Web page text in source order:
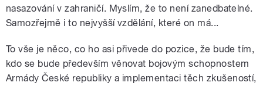
nasazování v zahraničí. Myslím, že to není zanedbatelné.
Samozřejmě i to nejvyšší vzdělání, které on má...
To vše je něco, co ho asi přivede do pozice, že bude tím,
kdo se bude především věnovat bojovým schopnostem
Armády České republiky a implementaci těch zkušeností,